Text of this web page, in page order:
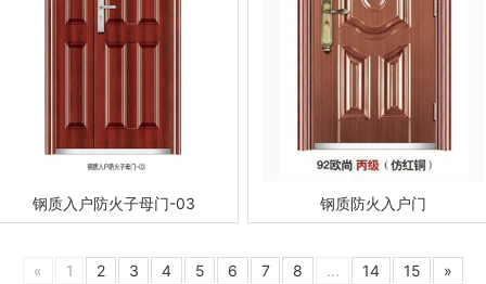
钢质入户防火子母门-03 钢质防火入户门
« 1 2 3 4 5 6 7 8 ... 14 15 »